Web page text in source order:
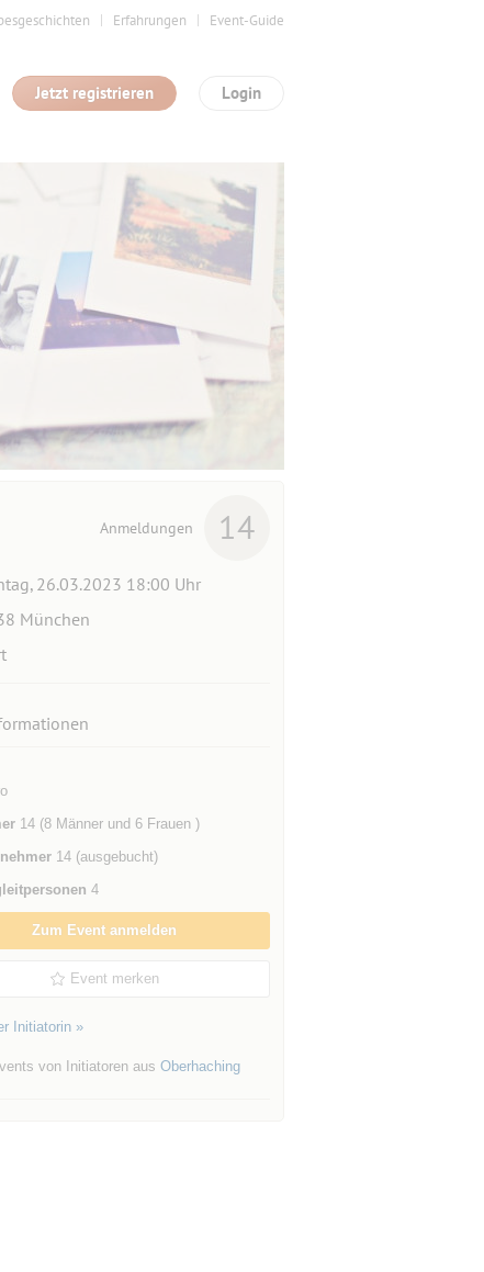
Erfahrungen Event-Guide
Login
Jetzt registrieren
Anmeldungen 14
26.03.2023 18:00 Uhr
München
14 (8 Männer und 6 Frauen )
14 (ausgebucht)
4
Zum Event anmelden
Event merken
Initiatorin »
von Initiatoren aus Oberhaching